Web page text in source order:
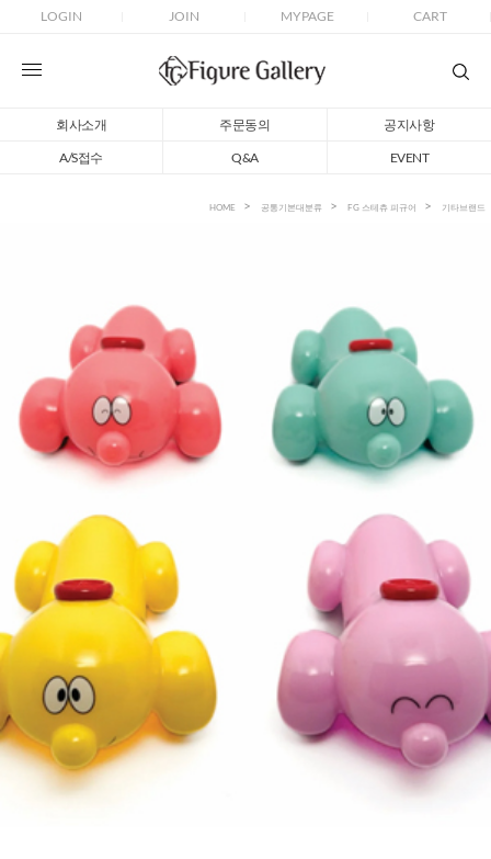
LOGIN JOIN MYPAGE CART
회사소개 주문동의
공지사항
A/S접수
Q&A EVENT
HOME 공통기본대분류 FG 스테츄 피규어 기타브랜드